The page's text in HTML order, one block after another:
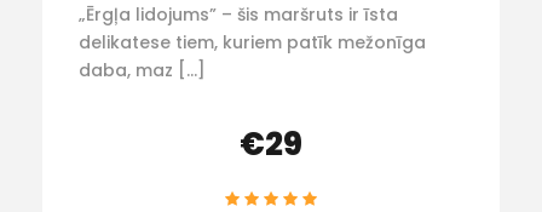
„Ērgļa lidojums” – šis maršruts ir īsta
delikatese tiem, kuriem patīk mežonīga
daba, maz […]
€29